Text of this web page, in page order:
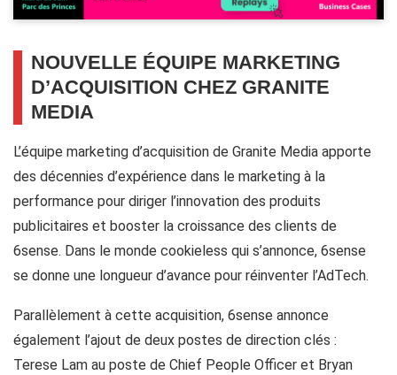
NOUVELLE ÉQUIPE MARKETING
D’ACQUISITION CHEZ GRANITE
MEDIA
L’équipe marketing d’acquisition de Granite Media apporte
des décennies d’expérience dans le marketing à la
performance pour diriger l’innovation des produits
publicitaires et booster la croissance des clients de
6sense. Dans le monde cookieless qui s’annonce, 6sense
se donne une longueur d’avance pour réinventer l’AdTech.
Parallèlement à cette acquisition, 6sense annonce
également l’ajout de deux postes de direction clés :
Terese Lam au poste de Chief People Officer et Bryan